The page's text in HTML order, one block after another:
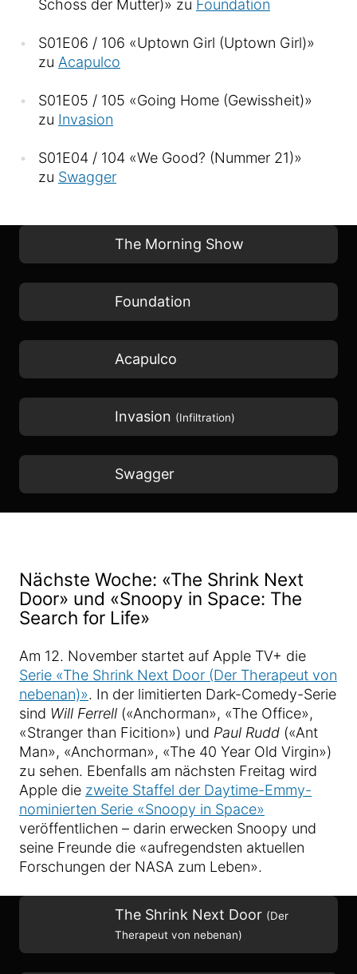
Schoss der Mutter)» zu Foundation
S01E06 / 106 «Uptown Girl (Uptown Girl)»
zu Acapulco
S01E05 / 105 «Going Home (Gewissheit)»
zu Invasion
S01E04 / 104 «We Good? (Nummer 21)»
zu Swagger
The Morning Show
Foundation
Acapulco
Invasion (Infiltration)
Swagger
Nächste Woche: «The Shrink Next
Door» und «Snoopy in Space: The
Search for Life»
Am 12. November startet auf Apple TV+ die
Serie «The Shrink Next Door (Der Therapeut von
nebenan)». In der limitierten Dark-Comedy-Serie
sind Will Ferrell («Anchorman», «The Office»,
«Stranger than Ficition») und Paul Rudd («Ant
Man», «Anchorman», «The 40 Year Old Virgin»)
zu sehen. Ebenfalls am nächsten Freitag wird
Apple die zweite Staffel der Daytime-Emmy-
nominierten Serie «Snoopy in Space»
veröffentlichen – darin erwecken Snoopy und
seine Freunde die «aufregendsten aktuellen
Forschungen der NASA zum Leben».
The Shrink Next Door (Der
Therapeut von nebenan)